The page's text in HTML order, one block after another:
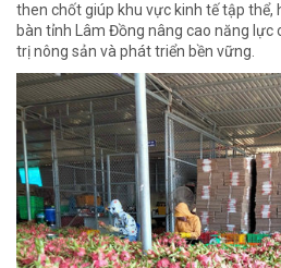
then chốt giúp khu vực kinh tế tập thể,
bàn tỉnh Lâm Đồng nâng cao năng lực
trị nông sản và phát triển bền vững.